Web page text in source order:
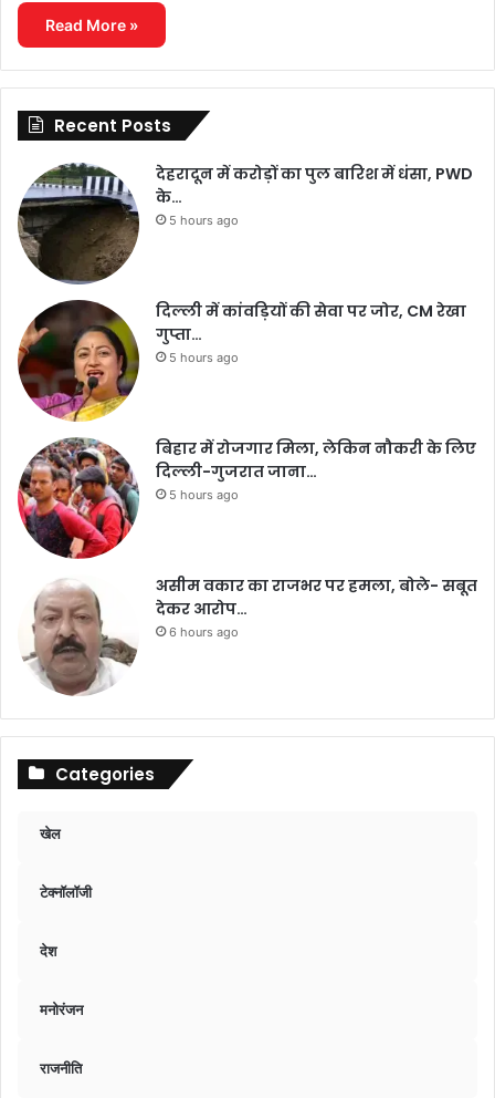
Read More »
Recent Posts
देहरादून में करोड़ों का पुल बारिश में धंसा, PWD
के…
5 hours ago
दिल्ली में कांवड़ियों की सेवा पर जोर, CM रेखा
गुप्ता…
5 hours ago
बिहार में रोजगार मिला, लेकिन नौकरी के लिए
दिल्ली-गुजरात जाना…
5 hours ago
असीम वकार का राजभर पर हमला, बोले- सबूत
देकर आरोप…
6 hours ago
Categories
खेल
टेक्नॉलॉजी
देश
मनोरंजन
राजनीति